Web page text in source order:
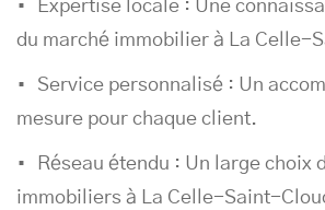
Expertise locale : Une
du marché immobilier à La Celle-
Service personnalisé : Un
mesure pour chaque client.
Réseau étendu : Un large choix
immobiliers à La Celle-Saint-